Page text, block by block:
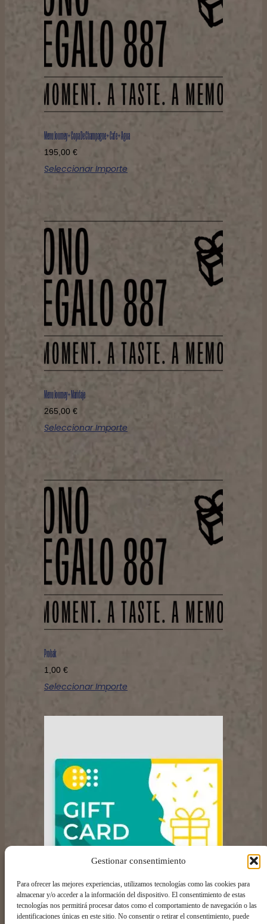
Gestionar consentimiento
Para ofrecer las mejores experiencias, utilizamos tecnologías como las cookies para
almacenar y/o acceder a la información del dispositivo. El consentimiento de estas
tecnologías nos permitirá procesar datos como el comportamiento de navegación o las
identificaciones únicas en este sitio. No consentir o retirar el consentimiento, puede
Menu Journey + Copa De Champagne + Cafe + Agua
195,00 €
Seleccionar Importe
Menu Journey + Maridaje
265,00 €
Seleccionar Importe
Probak
1,00 €
Seleccionar Importe
Producto